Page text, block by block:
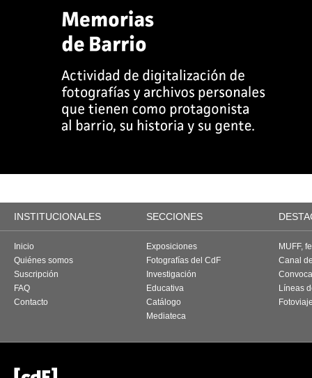
INSTITUCIONALES SECCIONES
Inicio
Quiénes somos
Suscripción
FAQ
Contacto
Exposiciones
Fotografías del CdF
Investigación
Educativa
Catálogo
Mediateca
MUFF,
Canal
Líneas